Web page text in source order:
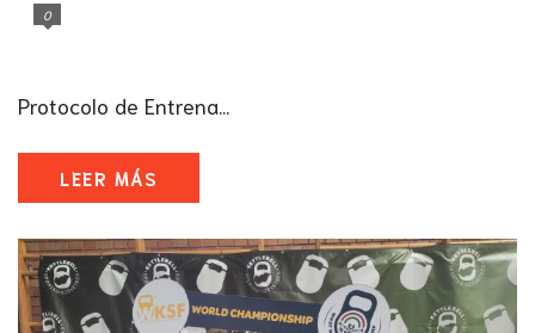
0
Protocolo de Entrena...
LEER MÁS